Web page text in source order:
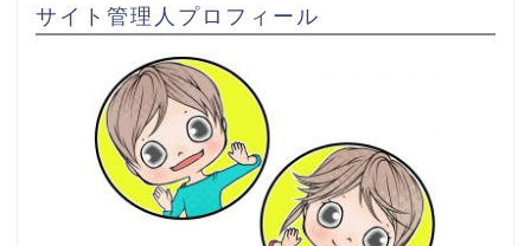
サイト管理人プロフィール